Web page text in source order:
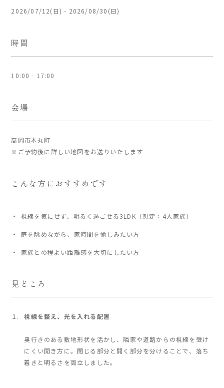
- 高断熱性能
- 高耐震性能
- 保証
家づくりの流れ
よくあるご質問
企業情報
採用情報
2026/07/12(日) - 2026/08/30(日)
時間
10:00‐17:00
会場
高岡市本丸町
※ご予約後に詳しい地図をお送りいたします
こんな方におすすめです
視線を気にせず、明るく過ごせる3LDK（想定：4人家族）
庭を眺めながら、家時間を愉しみたい方
家族との程よい距離感を大切にしたい方
見どころ
視線を整え、光を入れる配置
奥行きのある敷地形状を活かし、隣家や道路からの視線を受け
にくい開き方に。閉じる部分と開く部分を分けることで、落ち
着きと明るさを両立しました。